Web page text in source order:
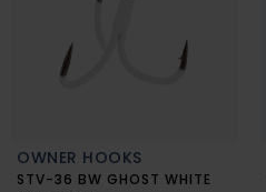
OWNER HOOKS
STV-36 BW GHOST WHITE